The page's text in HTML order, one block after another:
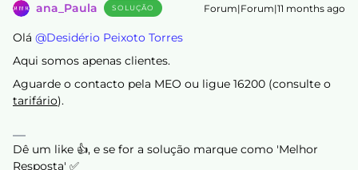
ana_Paula SOLUÇÃO Forum|Forum|11 months ago
Olá ​ @Desidério Peixoto Torres
Aqui somos apenas clientes.
Aguarde o contacto pela MEO ou ligue 16200 (consulte o
tarifário).
Dê um like 👍, e se for a solução marque como 'Melhor
Resposta' ✅